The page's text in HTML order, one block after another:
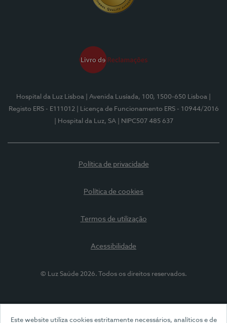
Este website utiliza cookies estritamente necessários, analíticos e de
Hospital da Luz Lisboa | Avenida Lusíada, 100, 1500-650 Lisboa
Registo ERS - E111012
| Licença de Funcionamento ERS - 10944/2016
| Hospital da Luz, SA
| NIPC507 485 637
Política de privacidade
Política de cookies
Termos de utilização
Acessibilidade
© Luz Saúde 2026. Todos os direitos reservados.